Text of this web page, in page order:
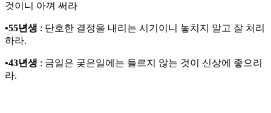
것이니 아껴 써라
•55년생 : 단호한 결정을 내리는 시기이니 놓치지 말고 잘 처리
하라.
•43년생 : 금일은 궂은일에는 들르지 않는 것이 신상에 좋으리
라.